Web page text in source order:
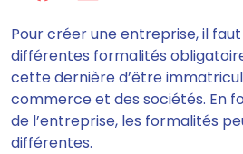
Pour créer une entreprise, il
différentes formalités
cette dernière d’être
commerce et des sociétés. En
de l’entreprise, les formalités
différentes.